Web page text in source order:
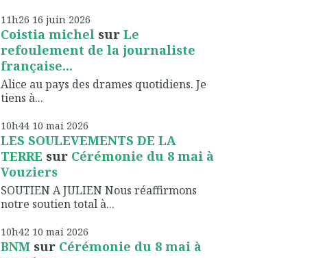
11h26 16 juin 2026
Coistia michelsur Le
refoulement de la journaliste
française...
Alice au pays des drames quotidiens. Je
tiens à...
10h44 10 mai 2026
LES SOULEVEMENTS DE LA
TERRE sur Cérémonie du 8 mai à
Vouziers
SOUTIEN A JULIEN Nous réaffirmons
notre soutien total à...
10h42 10 mai 2026
BNMsur Cérémonie du 8 mai à